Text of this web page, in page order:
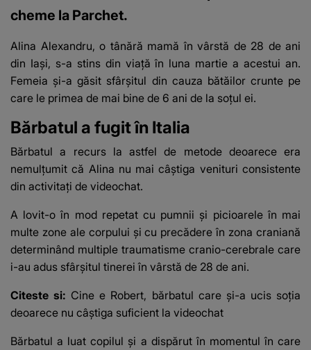
cheme la Parchet.
Alina Alexandru, o tânără mamă în vârstă de 28 de ani
din Iași, s-a stins din viață în luna martie a acestui an.
Femeia și-a găsit sfârșitul din cauza bătăilor crunte pe
care le primea de mai bine de 6 ani de la soțul ei.
Bărbatul a fugit în Italia
Bărbatul a recurs la astfel de metode deoarece era
nemulțumit că Alina nu mai câştiga venituri consistente
din activitaţi de videochat.
A lovit-o în mod repetat cu pumnii şi picioarele în mai
multe zone ale corpului şi cu precădere în zona craniană
determinând multiple traumatisme cranio-cerebrale care
i-au adus sfârșitul tinerei în vârstă de 28 de ani.
Citeste si: Cine e Robert, bărbatul care și-a ucis soția
deoarece nu câștiga suficient la videochat
Bărbatul a luat copilul şi a dispărut în momentul în care